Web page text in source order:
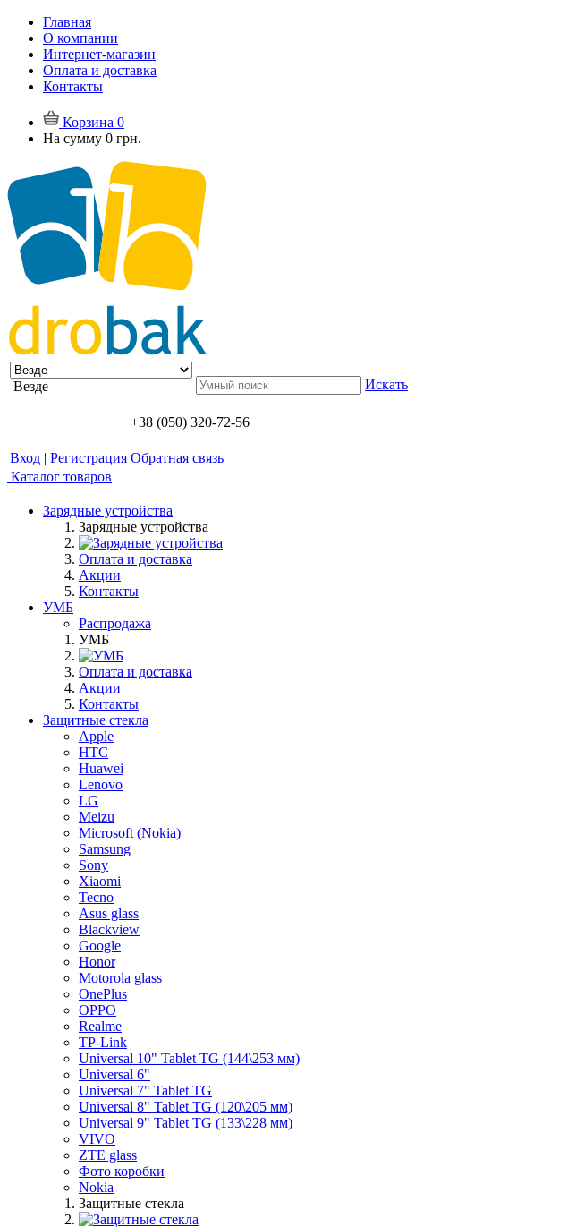
Главная
О компании
Интернет-магазин
Оплата и доставка
Контакты
Корзина 0
На сумму 0 грн.
Везде Искать
+38 (050) 320-72-56
Вход | Регистрация Обратная связь
Каталог товаров
Зарядные устройства
Зарядные устройства
Оплата и доставка
Акции
Контакты
УМБ
Распродажа
УМБ
Оплата и доставка
Акции
Контакты
Защитные стекла
Apple
HTC
Huawei
Lenovo
LG
Meizu
Microsoft (Nokia)
Samsung
Sony
Xiaomi
Tecno
Asus glass
Blackview
Google
Honor
Motorola glass
OnePlus
OPPO
Realme
TP-Link
Universal 10" Tablet TG (144\253 мм)
Universal 6"
Universal 7" Tablet TG
Universal 8" Tablet TG (120\205 мм)
Universal 9" Tablet TG (133\228 мм)
VIVO
ZTE glass
Фото коробки
Nokia
Защитные стекла